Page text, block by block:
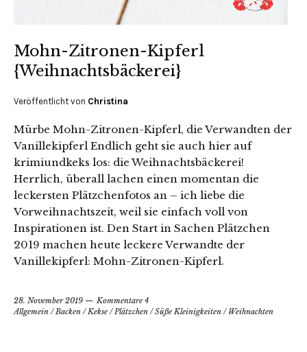
Mohn-Zitronen-Kipferl
{Weihnachtsbäckerei}
Veröffentlicht von Christina
Mürbe Mohn-Zitronen-Kipferl, die Verwandten der
Vanillekipferl Endlich geht sie auch hier auf
krimiundkeks los: die Weihnachtsbäckerei!
Herrlich, überall lachen einen momentan die
leckersten Plätzchenfotos an – ich liebe die
Vorweihnachtszeit, weil sie einfach voll von
Inspirationen ist. Den Start in Sachen Plätzchen
2019 machen heute leckere Verwandte der
Vanillekipferl: Mohn-Zitronen-Kipferl.
28. November 2019
Kommentare 4
Allgemein /Backen /Kekse /Plätzchen /Süße Kleinigkeiten / Weihnachten